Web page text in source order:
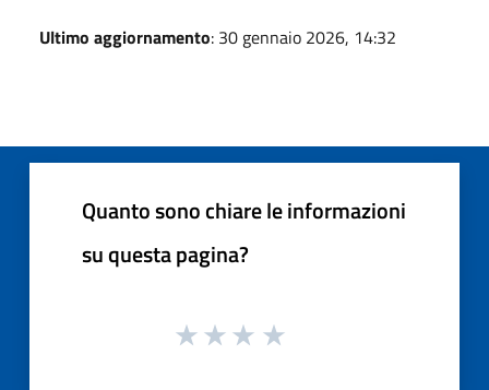
Ultimo aggiornamento: 30 gennaio 2026, 14:32
Quanto sono chiare le informazioni
su questa pagina?